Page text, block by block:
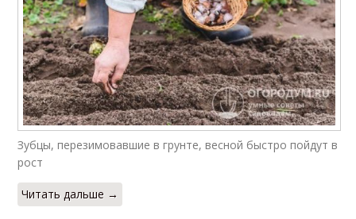
Зубцы, перезимовавшие в грунте, весной быстро пойдут в
рост
Читать дальше →